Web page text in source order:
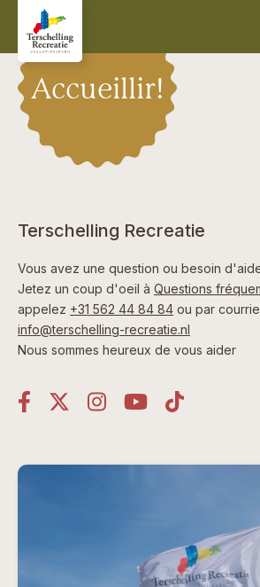
contacter
Hébergements
Informations
Événements
Contact
Rechercher et réserver
Accueillir!
Terschelling Recreatie
Vous avez une question ou besoin
Jetez un coup d'oeil à Questions
appelez +31 562 44 84 84 ou par
info@terschelling-recreatie.nl
Nous sommes heureux de vous aider